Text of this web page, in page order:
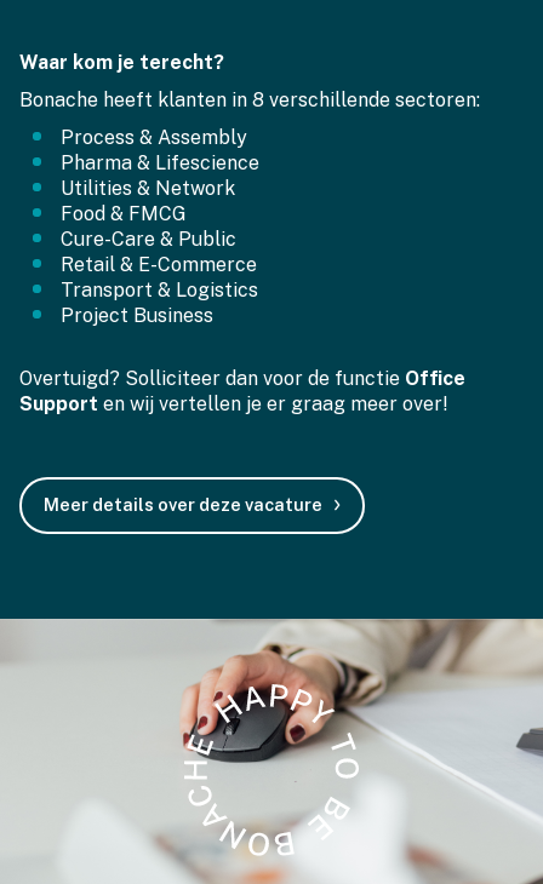
Waar kom je terecht?
Bonache heeft klanten in 8 verschillende sectoren:
Process & Assembly
Pharma & Lifescience
Utilities & Network
Food & FMCG
Cure-Care & Public
Retail & E-Commerce
Transport & Logistics
Project Business
Overtuigd? Solliciteer dan voor de functie Office
Support en wij vertellen je er graag meer over!
Meer details over deze vacature